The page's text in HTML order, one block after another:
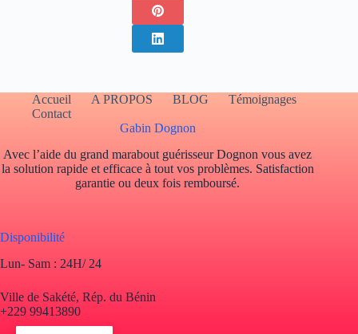
Accueil A PROPOS BLOG
Témoignages
Contact
Gabin Dognon
Avec l’aide du grand marabout guérisseur Dognon vous avez
la solution rapide et efficace à tout vos problèmes. Satisfaction
garantie ou deux fois remboursé.
Disponibilité
Lun- Sam : 24H/ 24
Ville de Sakété, Rép. du Bénin
+229 99413890